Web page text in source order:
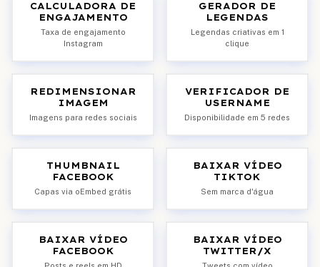
CALCULADORA DE
ENGAJAMENTO
Taxa de engajamento
Instagram
GERADOR DE
LEGENDAS
Legendas criativas em 1
clique
REDIMENSIONAR
IMAGEM
Imagens para redes sociais
VERIFICADOR DE
USERNAME
Disponibilidade em 5 redes
THUMBNAIL
FACEBOOK
Capas via oEmbed grátis
BAIXAR VÍDEO
TIKTOK
Sem marca d'água
BAIXAR VÍDEO
FACEBOOK
BAIXAR VÍDEO
TWITTER/X